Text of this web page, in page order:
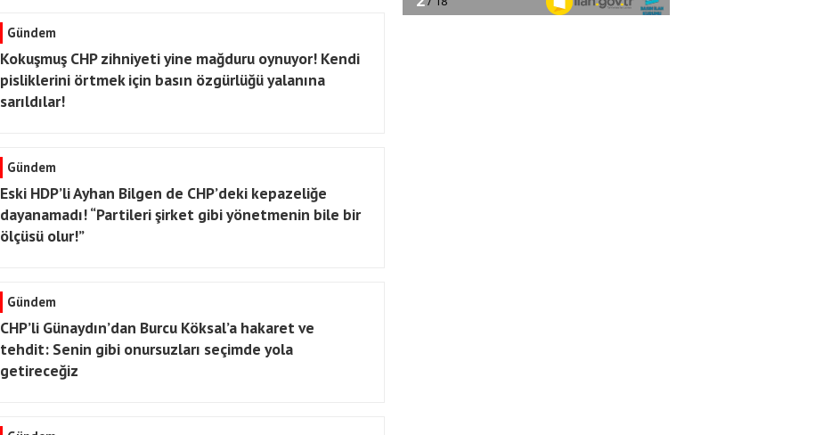
Gündem
Kokuşmuş CHP zihniyeti yine mağduru oynuyor! Kendi
pisliklerini örtmek için basın özgürlüğü yalanına
sarıldılar!
Gündem
Eski HDP’li Ayhan Bilgen de CHP’deki kepazeliğe
dayanamadı! “Partileri şirket gibi yönetmenin bile bir
ölçüsü olur!”
Gündem
CHP’li Günaydın’dan Burcu Köksal’a hakaret ve
tehdit: Senin gibi onursuzları seçimde yola
getireceğiz